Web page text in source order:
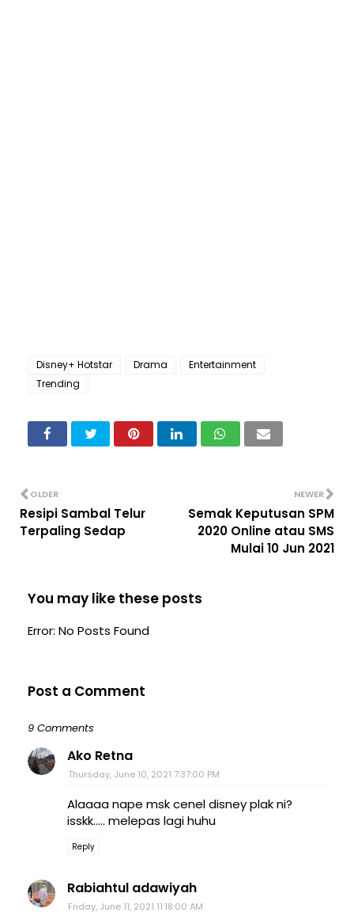
Disney+ Hotstar Drama
Entertainment
Trending
NEWER
Semak Keputusan SPM
2020 Online atau SMS
Mulai 10 Jun 2021
OLDER
Resipi Sambal Telur
Terpaling Sedap
You may like these posts
Error: No Posts Found
Post a Comment
9 Comments
Ako Retna
Thursday, June 10, 2021 7:37:00 PM
Alaaaa nape msk cenel disney plak ni?
isskk..... melepas lagi huhu
Reply
Rabiahtul adawiyah
Friday, June 11, 2021 11:18:00 AM